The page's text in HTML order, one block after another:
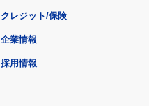
クレジット/保険
企業情報
採用情報